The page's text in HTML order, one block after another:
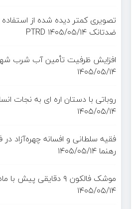
تصویری کمتر دیده شده از
ضدتانک PTRD ۱۴۰۵/۰۵/۱۴
افزایش ظرفیت تأمین آب شرب
۱۴۰۵/۰۵/۱۴
روباتی با دستان اره ای به نجات
۱۴۰۵/۰۵/۱۴
فقیه سلطانی و افسانه چهره‌آزاد در
رهنما ۱۴۰۵/۰۵/۱۴
موشک فالکون ۹ دقایقی پیش با ماه برخورد کرد
۱۴۰۵/۰۵/۱۴